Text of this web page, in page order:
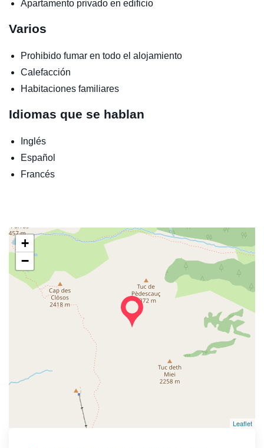
Apartamento privado en edificio
Varios
Prohibido fumar en todo el alojamiento
Calefacción
Habitaciones familiares
Idiomas que se hablan
Inglés
Español
Francés
+
−
Leaflet